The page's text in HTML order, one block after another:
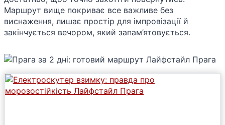
Маршрут вище покриває все важливе без
виснаження, лишає простір для імпровізації й
закінчується вечором, який запам’ятовується.